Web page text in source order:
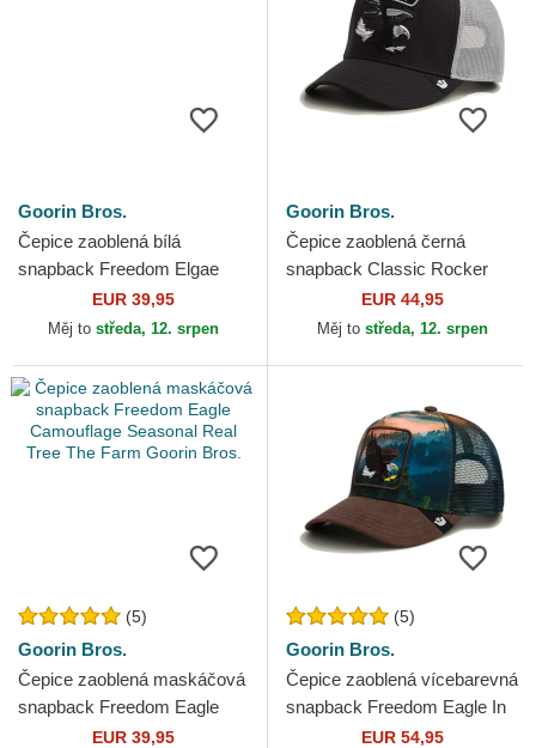
Goorin Bros.
Čepice zaoblená bílá
snapback Freedom Elgae
Flip Side 2 The Farm Goorin
Bros.
EUR 39,95
Měj to středa, 12. srpen
Goorin Bros.
Čepice zaoblená černá
snapback Classic Rocker
Freedom The Farm Goorin
Bros.
EUR 44,95
Měj to středa, 12. srpen
(5)
Goorin Bros.
Čepice zaoblená maskáčová
snapback Freedom Eagle
Camouflage Seasonal Real
EUR 39,95
(5)
Goorin Bros.
Čepice zaoblená vícebarevná
snapback Freedom Eagle In
The Element The Farm
EUR 54,95